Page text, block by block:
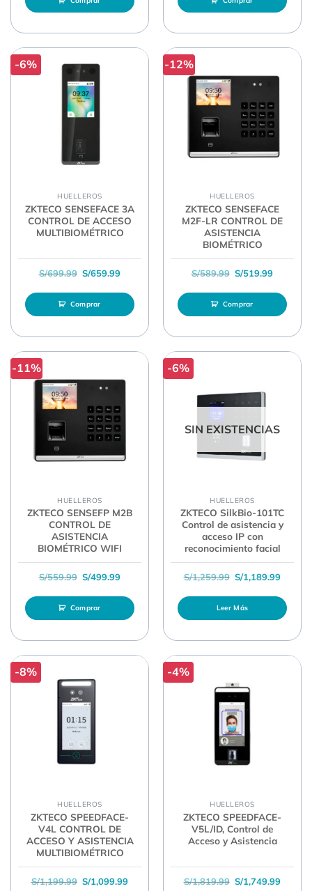
-6%
HUELLEROS
ZKTECO SENSEFACE 3A
CONTROL DE ACCESO
MULTIBIOMÉTRICO
S/699.99 El precio original era: S/699.99.
S/659.99El precio actual es: S/659.99.
Comprar
-12%
HUELLEROS
ZKTECO SENSEFACE
M2F-LR CONTROL DE
ASISTENCIA
BIOMÉTRICO
S/589.99 El precio original
S/519.99El
Comprar
-11%
HUELLEROS
ZKTECO SENSEFP M2B
CONTROL DE
ASISTENCIA
BIOMÉTRICO WIFI
S/559.99 El precio original era: S/559.99.
S/499.99El precio actual es: S/499.99.
Comprar
-6%
SIN EXISTENCIAS
HUELLEROS
ZKTECO SilkBio-101TC
Control de asistencia y
acceso IP con
reconocimiento facial
S/1,259.99 El precio original
S/1,189.99El
Leer Más
-8%
HUELLEROS
ZKTECO SPEEDFACE-
V4L CONTROL DE
ACCESO Y ASISTENCIA
MULTIBIOMÉTRICO
S/1,199.99 El precio original era: S/1,199.99.
S/1,099.99El precio actual es: S/1,099.99.
-4%
HUELLEROS
ZKTECO SPEEDFACE-
V5L/ID, Control de
Acceso y Asistencia
S/1,819.99 El precio original
S/1,749.99El